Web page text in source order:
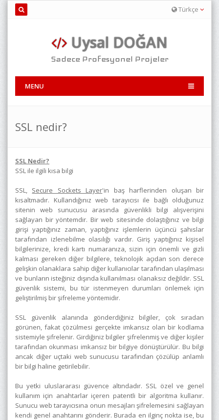
Türkçe
Uysal DOĞAN
Sadece Profesyonel Projeler
MENU
SSL nedir?
SSL Nedir?
SSL ile ilgili kısa bilgi
SSL, Secure Sockets Layer'in baş harflerinden oluşan bir
kısaltmadır. Kullandığınız web tarayıcısı ile bağlı olduğunuz
sitenin web sunucusu arasında güvenlikli bilgi alışverişini
sağlayan bir yöntemdir. Bir web sitesinde dolaştığınız ve bilgi
girişi yaptığınız zaman, yaptığınız işlemlerin üçüncü şahıslar
tarafından izlenebilme olasılığı vardır. Giriş yaptığınız kişisel
bilgilerinize, kredi kartı numaranıza, sizin için önemli ve gizli
kalması gereken diğer bilgilere, teknolojik açıdan son derece
gelişkin olanaklara sahip diğer kullanıcılar tarafından ulaşılması
ve bunların isteğiniz dışında kullanılması olanaksız değildir. SSL
güvenlik sistemi, bu tür istenmeyen durumları önlemek için
geliştirilmiş bir şifreleme yöntemidir.
SSL güvenlik alanında gönderdiğiniz bilgiler, çok sıradan
görünen, fakat çözülmesi gerçekte imkansız olan bir kodlama
sistemiyle şifrelenir. Girdiğiniz bilgiler şifrelenmiş ve diğer kişiler
tarafından okunması imkansız bir bilgiye dönüştürülür. Bu bilgi
ancak diğer uçtaki web sunucusu tarafından çözülüp anlamlı
bir bilgi haline getirilebilir.
Bu yetki uluslararası güvence altındadır. SSL özel ve genel
kullanım için anahtarlar içeren patentli bir algoritma kullanır.
Sunucu web tarayıcısına onun mesajları şifrelemesini sağlayan
kendi genel anahtarını gönderir. Burada en ilginç nokta ise, bu